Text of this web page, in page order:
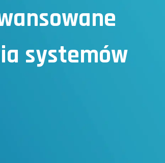
systemów